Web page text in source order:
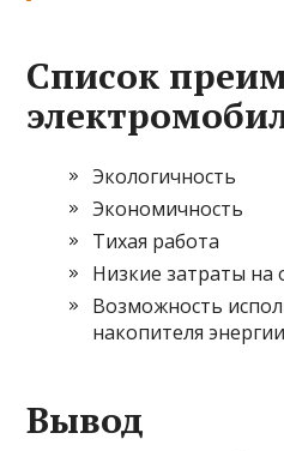
Список
Экологичность
Экономичность
Тихая работа
Низкие затраты на
Возможность
накопителя энергии
Вывод